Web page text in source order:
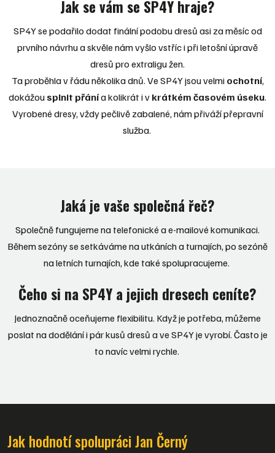
Jak se vám se SP4Y hraje?
SP4Y se podařilo dodat finální podobu dresů asi za měsíc od
prvního návrhu a skvěle nám vyšlo vstříc i při letošní úpravě
dresů pro extraligu žen.
Ta proběhla v řádu několika dnů. Ve SP4Y jsou velmi ochotní,
dokážousplnit přánía kolikrát i v krátkém časovém úseku.
Vyrobené dresy, vždy pečlivě zabalené, nám přiváží přepravní
služba.
Jaká je vaše společná řeč?
Společně fungujeme na telefonické a e-mailové komunikaci.
Během sezóny se setkáváme na utkáních a turnajích, po sezóně
na letních turnajích, kde také spolupracujeme.
Čeho si na SP4Y a jejich dresech ceníte?
Jednoznačně oceňujeme flexibilitu. Když je potřeba, můžeme
poslat na dodělání i pár kusů dresů a ve SP4Y je vyrobí. Často je
to navíc velmi rychle.
Jak hodnotí spolupráci Jan Černý